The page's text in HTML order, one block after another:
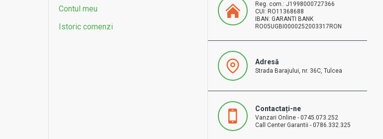
Contul meu
Istoric comenzi
Reg. com.: J1998000727366
CUI: RO11368688
IBAN: GARANTI BANK
RO05UGBI0000252003317RON
Adresă
Strada Barajului, nr. 36C, Tulcea
Contactați-ne
Vanzari Online - 0745.073.252
Call Center Garantii - 0786.332.325